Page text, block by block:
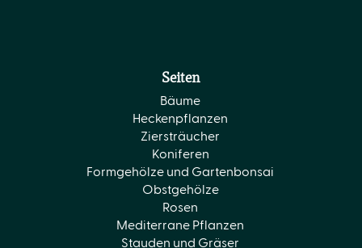
Seiten
Bäume
Heckenpflanzen
Ziersträucher
Koniferen
Formgehölze und Gartenbonsai
Obstgehölze
Rosen
Mediterrane Pflanzen
Stauden und Gräser